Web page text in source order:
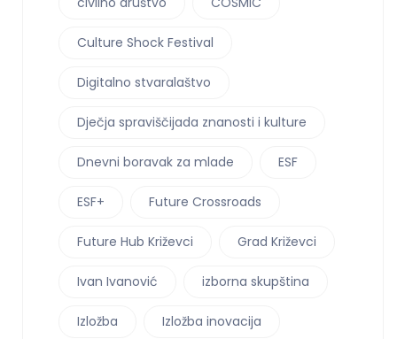
Culture Shock Festival
Digitalno stvaralaštvo
Dječja spraviščijada znanosti i kulture
Dnevni boravak za mlade ESF
ESF+ Future Crossroads
Future Hub Križevci Grad Križevci
Ivan Ivanović izborna skupština
Izložba Izložba inovacija